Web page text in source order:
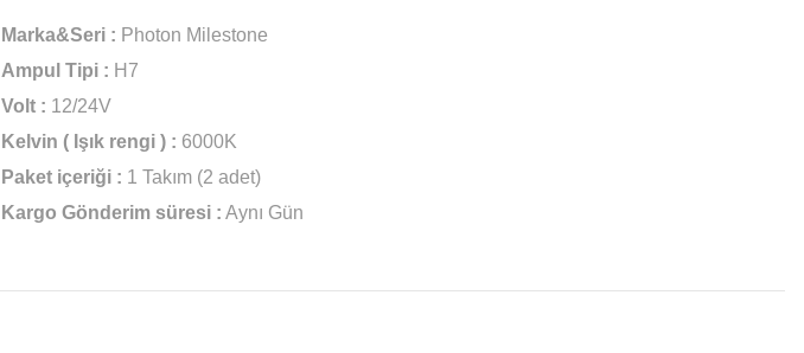
Marka&Seri : Photon Milestone
Ampul Tipi : H7
Volt : 12/24V
Kelvin ( Işık rengi ) : 6000K
Paket içeriği : 1 Takım (2 adet)
Kargo Gönderim süresi : Aynı Gün